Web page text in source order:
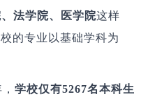
法学院、医学院这样
的专业以基础学科为
学校仅有5267名本科生